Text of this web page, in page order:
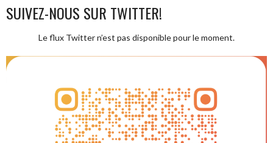
SUIVEZ-NOUS SUR TWITTER!
Le flux Twitter n’est pas disponible pour le moment.